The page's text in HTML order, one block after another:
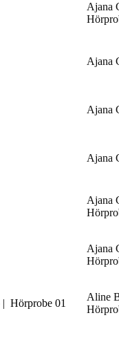
Ajana
Ajana
Ajana
Ajana
Ajana
Ajana
Aline